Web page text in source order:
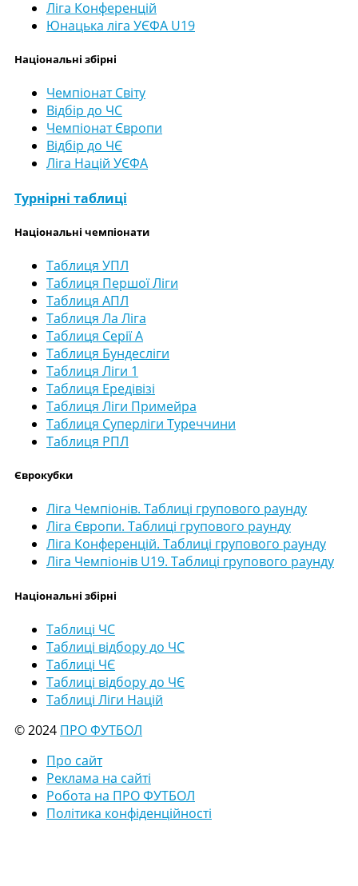
Ліга Конференцій
Юнацька ліга УЄФА U19
Національні збірні
Чемпіонат Світу
Відбір до ЧС
Чемпіонат Європи
Відбір до ЧЄ
Ліга Націй УЄФА
Турнірні таблиці
Національні чемпіонати
Таблиця УПЛ
Таблиця Першої Ліги
Таблиця АПЛ
Таблиця Ла Ліга
Таблиця Серії А
Таблиця Бундесліги
Таблиця Ліги 1
Таблиця Ередівізі
Таблиця Ліги Примейра
Таблиця Суперліги Туреччини
Таблиця РПЛ
Єврокубки
Ліга Чемпіонів. Таблиці групового раунду
Ліга Європи. Таблиці групового раунду
Ліга Конференцій. Таблиці групового раунду
Ліга Чемпіонів U19. Таблиці групового раунду
Національні збірні
Таблиці ЧС
Таблиці відбору до ЧС
Таблиці ЧЄ
Таблиці відбору до ЧЄ
Таблиці Ліги Націй
© 2024 ПРО ФУТБОЛ
Про сайт
Реклама на сайті
Робота на ПРО ФУТБОЛ
Політика конфіденційності